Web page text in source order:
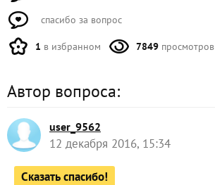
спасибо за вопрос
1 в избранном 7849 просмотров
Автор вопроса:
user_9562
12 декабря 2016, 15:34
Сказать спасибо!